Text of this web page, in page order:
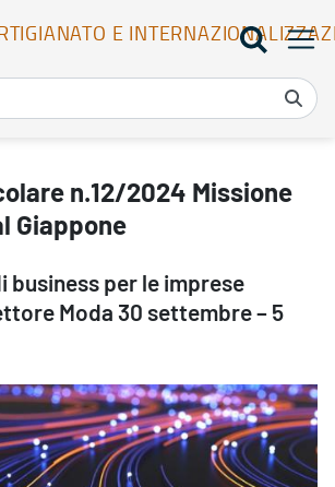
E
n.12/2024 Missione
Giappone
business per le imprese
Moda 30 settembre – 5